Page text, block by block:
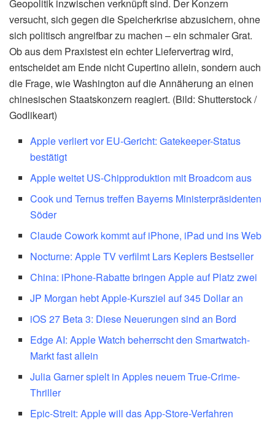
Geopolitik inzwischen verknüpft sind. Der Konzern
versucht, sich gegen die Speicherkrise abzusichern, ohne
sich politisch angreifbar zu machen – ein schmaler Grat.
Ob aus dem Praxistest ein echter Liefervertrag wird,
entscheidet am Ende nicht Cupertino allein, sondern auch
die Frage, wie Washington auf die Annäherung an einen
chinesischen Staatskonzern reagiert. (Bild: Shutterstock /
Godlikeart)
Apple verliert vor EU-Gericht: Gatekeeper-Status
bestätigt
Apple weitet US-Chipproduktion mit Broadcom aus
Cook und Ternus treffen Bayerns Ministerpräsidenten
Söder
Claude Cowork kommt auf iPhone, iPad und ins Web
Nocturne: Apple TV verfilmt Lars Keplers Bestseller
China: iPhone-Rabatte bringen Apple auf Platz zwei
JP Morgan hebt Apple-Kursziel auf 345 Dollar an
iOS 27 Beta 3: Diese Neuerungen sind an Bord
Edge AI: Apple Watch beherrscht den Smartwatch-
Markt fast allein
Julia Garner spielt in Apples neuem True-Crime-
Thriller
Epic-Streit: Apple will das App-Store-Verfahren